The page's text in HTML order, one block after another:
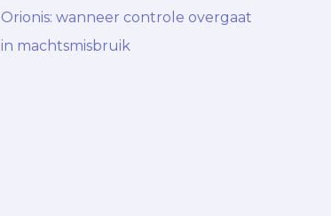
Orionis: wanneer controle overgaat
in machtsmisbruik